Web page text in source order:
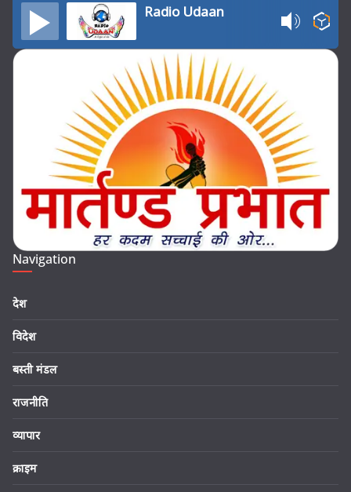
Radio Udaan
Navigation
देश
विदेश
बस्ती मंडल
राजनीति
व्यापार
क्राइम